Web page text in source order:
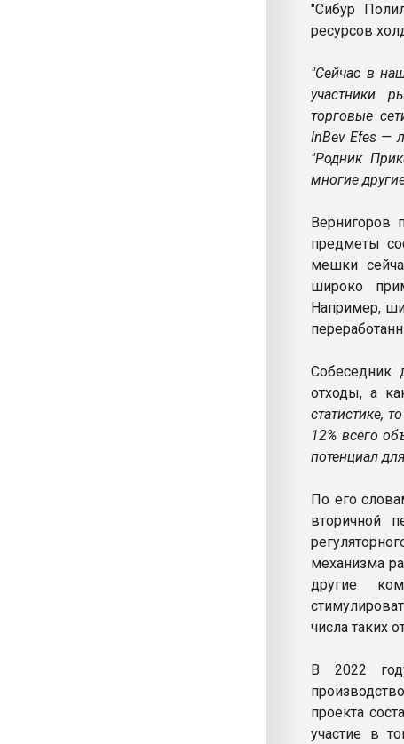
"Сибур
ресурсов
"Сейчас в
участники
торговые
InBev Efes —
"Родник
многие
Вернигоров
предметы
мешки
широко
Например,
Собеседник
отходы, а
статистике,
12% всего
потенциал
По его
вторичной
механизма
другие
числа таких
В 2022
проекта
участие в